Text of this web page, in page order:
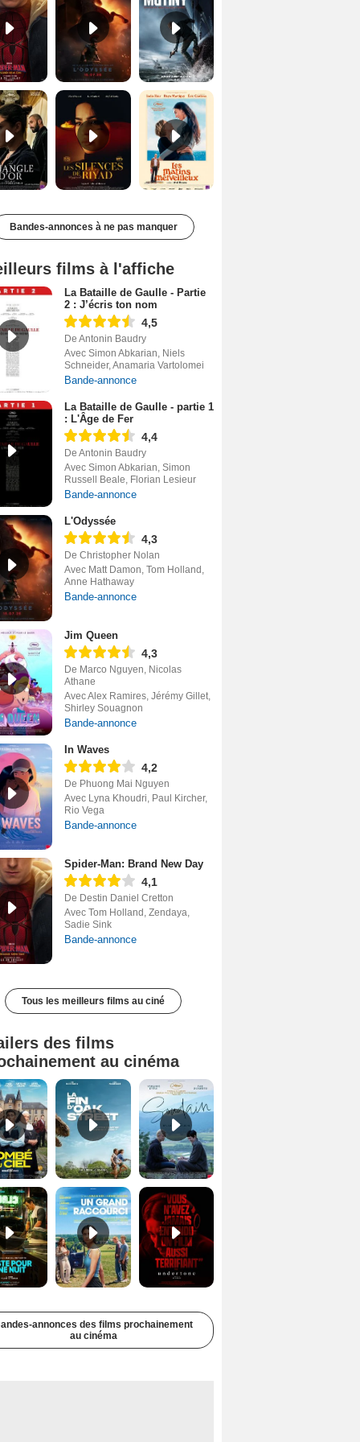
Les Silences de Riyad Bande-annonce VO STFR Les Matins merveilleux Bande-annonce VF
Bandes-annonces à ne pas manquer
films à l'affiche
La Bataille de Gaulle - Partie
2 : J’écris ton nom
4,5
De Antonin Baudry
Avec Simon Abkarian, Niels
Schneider, Anamaria Vartolomei
Bande-annonce
La Bataille de Gaulle - partie 1
: L'Âge de Fer
4,4
De Antonin Baudry
Avec Simon Abkarian, Simon
Russell Beale, Florian Lesieur
Bande-annonce
L'Odyssée
4,3
De Christopher Nolan
Avec Matt Damon, Tom Holland,
Anne Hathaway
Bande-annonce
Jim Queen
4,3
De Marco Nguyen, Nicolas
Athane
Avec Alex Ramires, Jérémy Gillet,
Shirley Souagnon
Bande-annonce
In Waves
4,2
De Phuong Mai Nguyen
Avec Lyna Khoudri, Paul Kircher,
Rio Vega
Bande-annonce
Spider-Man: Brand New Day
4,1
De Destin Daniel Cretton
Avec Tom Holland, Zendaya,
Sadie Sink
Bande-annonce
Tous les meilleurs films au ciné
des films
au cinéma
Tombé du ciel Bande-annonce VF La fin d’Oak Street Bande-annonce VO STFR
Juste pour une nuit Bande-annonce VO STFR Un grand raccourci Bande-annonce VF Undertone Bande-annonce VO STFR
annonces des films prochainement
au cinéma